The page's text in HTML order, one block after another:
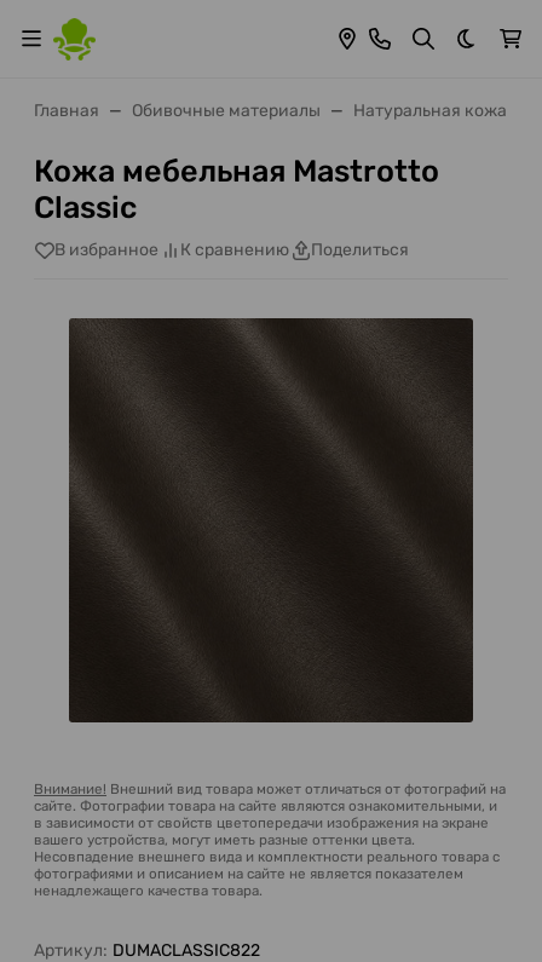
Темная
Главная Обивочные материалы Натуральная кожа
Кожа мебельная Mastrotto
Classic
В избранное К сравнению Поделиться
Внимание! Внешний вид товара может отличаться от фотографий на
сайте. Фотографии товара на сайте являются ознакомительными, и
в зависимости от свойств цветопередачи изображения на экране
вашего устройства, могут иметь разные оттенки цвета.
Несовпадение внешнего вида и комплектности реального товара с
фотографиями и описанием на сайте не является показателем
ненадлежащего качества товара.
Артикул: DUMACLASSIC822